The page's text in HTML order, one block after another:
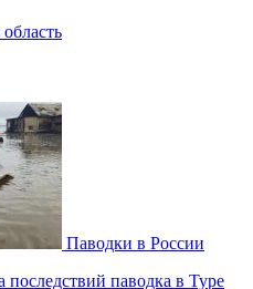
Паводки в России
последствий паводка в Туре